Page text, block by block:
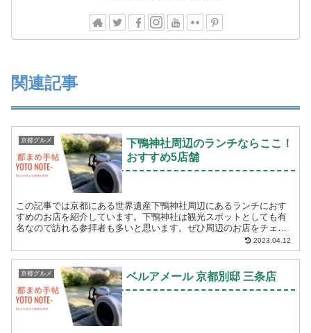
関連記事
京都グルメ
下鴨神社周辺のランチならここ！
おすすめ5店舗
この記事では京都にある世界遺産下鴨神社周辺にあるランチにおす
すめのお店を紹介しています。下鴨神社は観光スポットとしても有
名なので訪れる参拝者も多いと思います。ぜひ周辺のお店をチェッ
クしてみてください。 「下鴨神社周辺でランチを考えている」...
2023.04.12
京都グルメ ベルアメール 京都別邸 三条店